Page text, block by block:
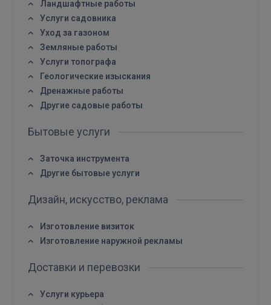
Войти
Ландшафтные работы
Услуги садовника
Уход за газоном
Земляные работы
Услуги топографа
Геологические изыскания
Дренажные работы
Другие садовые работы
Бытовые услуги
Заточка инструмента
Другие бытовые услуги
Дизайн, искусство, реклама
Изготовление визиток
Изготовление наружной рекламы
Доставки и перевозки
Услуги курьера